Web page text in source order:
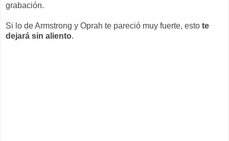
grabación.
Si lo de Armstrong y Oprah te pareció muy fuerte, esto te
dejará sin aliento.